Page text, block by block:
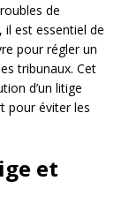
de
est essentiel de
pour régler un
tribunaux. Cet
d’un litige
pour éviter les
et